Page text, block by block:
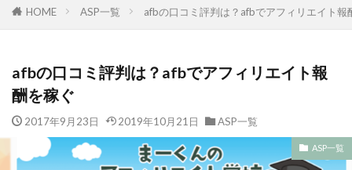
HOME ASP一覧 afbの口コミ評判は？afbでアフィリエイト報
afbの口コミ評判は？afbでアフィリエイト報
酬を稼ぐ
2017年9月23日 2019年10月21日 ASP一覧
ASP一覧